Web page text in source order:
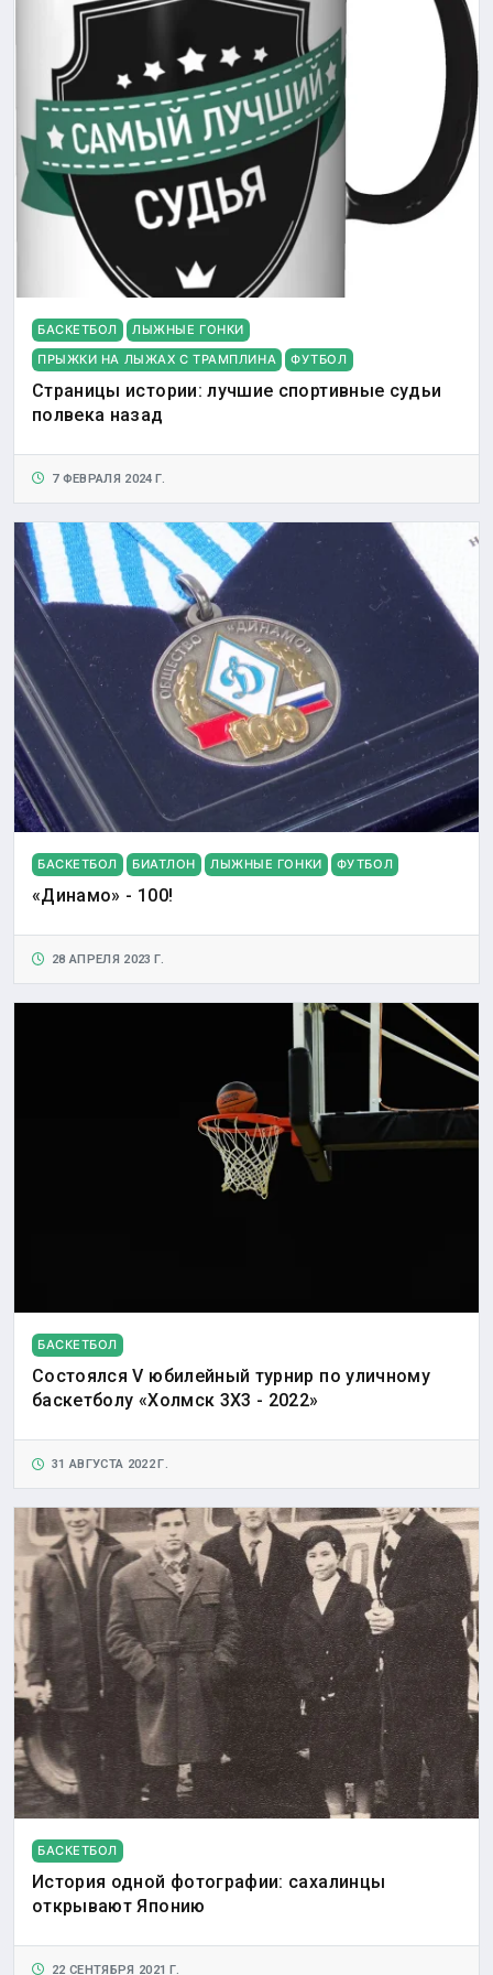
БАСКЕТБОЛ
ЛЫЖНЫЕ ГОНКИ
ПРЫЖКИ НА ЛЫЖАХ С ТРАМПЛИНА
ФУТБОЛ
Страницы истории: лучшие спортивные судьи
полвека назад
7 ФЕВРАЛЯ 2024 Г.
БАСКЕТБОЛ БИАТЛОН ЛЫЖНЫЕ ГОНКИ ФУТБОЛ
«Динамо» - 100!
28 АПРЕЛЯ 2023 Г.
БАСКЕТБОЛ
Состоялся V юбилейный турнир по уличному
баскетболу «Холмск 3Х3 - 2022»
31 АВГУСТА 2022 Г.
БАСКЕТБОЛ
История одной фотографии: сахалинцы
открывают Японию
22 СЕНТЯБРЯ 2021 Г.